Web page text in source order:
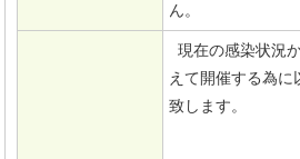
ん。
現在の感染状況
えて開催する為
致します。